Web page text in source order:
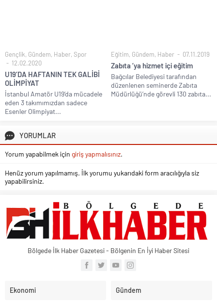
Gençlik, Gündem, Haber, Spor
12.02.2020
U19’DA HAFTANIN TEK GALİBİ
OLİMPİYAT
İstanbul Amatör U19’da mücadele
eden 3 takımımızdan sadece
Esenler Olimpiyat...
Eğitim, Gündem, Haber 07.11.2019
Zabıta ’ya hizmet içi eğitim
Bağcılar Belediyesi tarafından
düzenlenen seminerde Zabıta
Müdürlüğü’nde görevli 130 zabıta...
YORUMLAR
Yorum yapabilmek için giriş yapmalısınız.
Henüz yorum yapılmamış. İlk yorumu yukarıdaki form aracılığıyla siz
yapabilirsiniz.
Bölgede İlk Haber Gazetesi - Bölgenin En İyi Haber Sitesi
Ekonomi Gündem